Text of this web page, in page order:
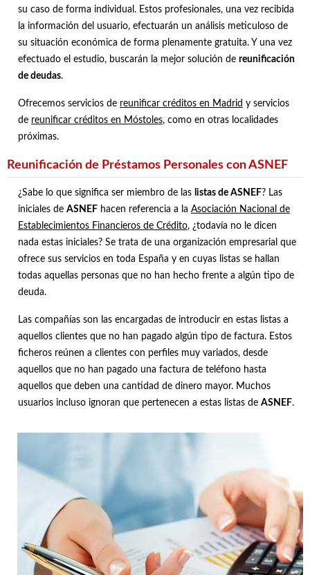
su caso de forma individual. Estos profesionales, una vez recibida
la información del usuario, efectuarán un análisis meticuloso de
su situación económica de forma plenamente gratuita. Y una vez
efectuado el estudio, buscarán la mejor solución de reunificación
de deudas.
Ofrecemos servicios de reunificar créditos en Madrid y servicios
de reunificar créditos en Móstoles, como en otras localidades
próximas.
Reunificación de Préstamos Personales con ASNEF
¿Sabe lo que significa ser miembro de las listas de ASNEF ? Las
iniciales de ASNEF hacen referencia a la Asociación Nacional de
Establecimientos Financieros de Crédito, ¿todavía no le dicen
nada estas iniciales? Se trata de una organización empresarial que
ofrece sus servicios en toda España y en cuyas listas se hallan
todas aquellas personas que no han hecho frente a algún tipo de
deuda.
Las compañías son las encargadas de introducir en estas listas a
aquellos clientes que no han pagado algún tipo de factura. Estos
ficheros reúnen a clientes con perfiles muy variados, desde
aquellos que no han pagado una factura de teléfono hasta
aquellos que deben una cantidad de dinero mayor. Muchos
usuarios incluso ignoran que pertenecen a estas listas de ASNEF.